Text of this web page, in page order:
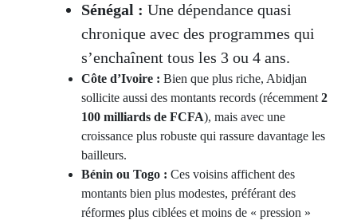
Sénégal : Une dépendance quasi
chronique avec des programmes qui
s’enchaînent tous les 3 ou 4 ans.
Côte d’Ivoire : Bien que plus riche, Abidjan
sollicite aussi des montants records (récemment 2
100 milliards de FCFA), mais avec une
croissance plus robuste qui rassure davantage les
bailleurs.
Bénin ou Togo : Ces voisins affichent des
montants bien plus modestes, préférant des
réformes plus ciblées et moins de « pression »